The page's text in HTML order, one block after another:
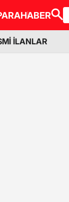
HABER
İLANLAR